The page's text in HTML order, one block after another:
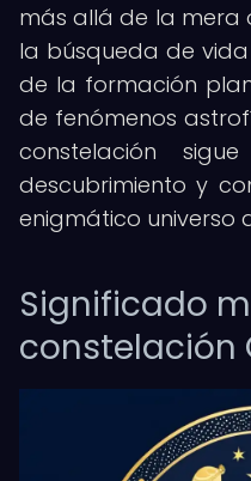
más allá de la mera
la búsqueda de
de la formación
de fenómenos
constelación
descubrimiento y
enigmático universo
Significado
constelación